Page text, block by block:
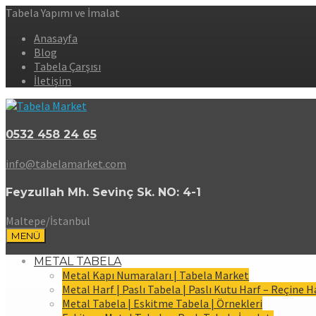
Tabela Yapımı ve İmalat
Anasayfa
Blog
Tabela Çarşısı
İletişim
0532 458 24 65
info@tabelamarket.com
Feyzullah Mh. Sevinç Sk. NO: 4-1
Maltepe/İstanbul
MENÜ
METAL TABELA
Metal Kapı Numaraları | Tabela Market
Metal Harf | Paslı Tabela | Paslı Kutu Harf – Reçine
Metal Tabela | Eskitme Tabela | Örnekleri